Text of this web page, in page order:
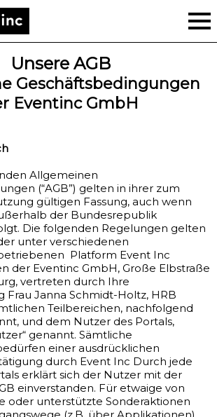
Unsere AGB
Geschäftsbedingungen
Eventinc GmbH
Allgemeinen
(“AGB”) gelten in ihrer zum
gültigen Fassung, auch wenn
der Bundesrepublik
Die folgenden Regelungen gelten
unter verschiedenen
Platform Event Inc
der Eventinc GmbH, Große Elbstraße
vertreten durch Ihre
Frau Janna Schmidt-Holtz, HRB
Teilbereichen, nachfolgend
und dem Nutzer des Portals,
genannt. Sämtliche
einer ausdrücklichen
durch Event Inc Durch jede
erklärt sich der Nutzer mit der
einverstanden. Für etwaige von
oder unterstützte Sonderaktionen